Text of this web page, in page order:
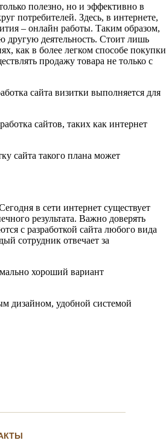
полезно, но и эффективно в
потребителей. Здесь, в интернете,
– онлайн работы. Таким образом,
другую деятельность. Стоит лишь
как в более легком способе покупки
продажу товара не только с
сайта визитки выполняется для
сайтов, таких как интернет
сайта такого плана может
в сети интернет существует
результата. Важно доверять
с разработкой сайта любого вида
сотрудник отвечает за
хороший вариант
дизайном, удобной системой